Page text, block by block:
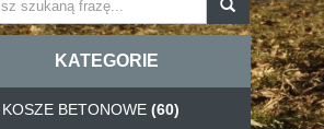
KATEGORIE
KOSZE BETONOWE (60)